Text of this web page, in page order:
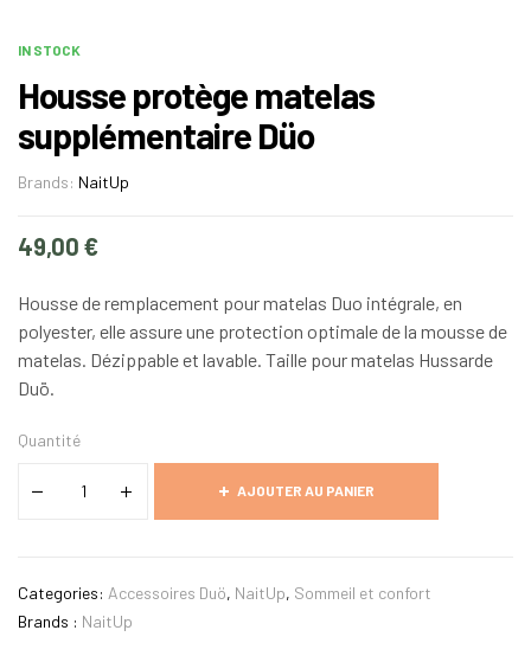
IN STOCK
Housse protège matelas
supplémentaire Düo
Brands: NaitUp
49,00 €
Housse de remplacement pour matelas Duo intégrale, en
polyester, elle assure une protection optimale de la mousse de
matelas. Dézippable et lavable. Taille pour matelas Hussarde
Duö.
Quantité
AJOUTER AU PANIER
Categories: Accessoires Duö, NaitUp, Sommeil et confort
Brands : NaitUp